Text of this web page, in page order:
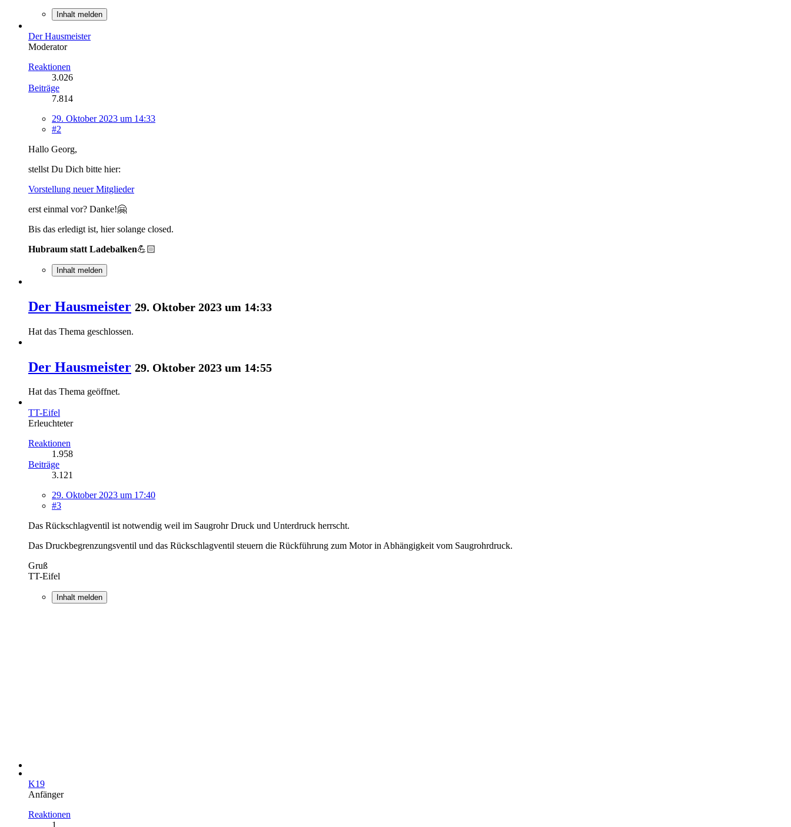
Inhalt melden
Der Hausmeister
Moderator
Reaktionen
3.026
Beiträge
7.814
29. Oktober 2023 um 14:33
#2
Hallo Georg,
stellst Du Dich bitte hier:
Vorstellung neuer Mitglieder
erst einmal vor? Danke!🤗
Bis das erledigt ist, hier solange closed.
Hubraum statt Ladebalken💪🏻
Inhalt melden
Der Hausmeister 29. Oktober 2023 um 14:33
Hat das Thema geschlossen.
Der Hausmeister 29. Oktober 2023 um 14:55
Hat das Thema geöffnet.
TT-Eifel
Erleuchteter
Reaktionen
1.958
Beiträge
3.121
29. Oktober 2023 um 17:40
#3
Das Rückschlagventil ist notwendig weil im Saugrohr Druck und Unterdruck herrscht.
Das Druckbegrenzungsventil und das Rückschlagventil steuern die Rückführung zum Motor in Abhängigkeit vom Saugrohrdruck.
Gruß
TT-Eifel
Inhalt melden
K19
Anfänger
Reaktionen